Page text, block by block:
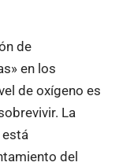
de
en los
de oxígeno es
La
del